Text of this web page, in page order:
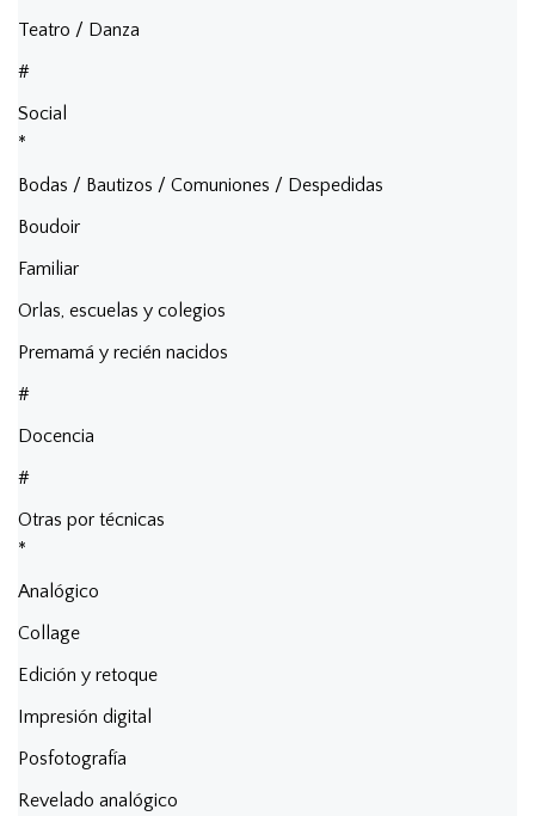
Teatro / Danza
#
Social
*
Bodas / Bautizos / Comuniones / Despedidas
Boudoir
Familiar
Orlas, escuelas y colegios
Premamá y recién nacidos
#
Docencia
#
Otras por técnicas
*
Analógico
Collage
Edición y retoque
Impresión digital
Posfotografía
Revelado analógico